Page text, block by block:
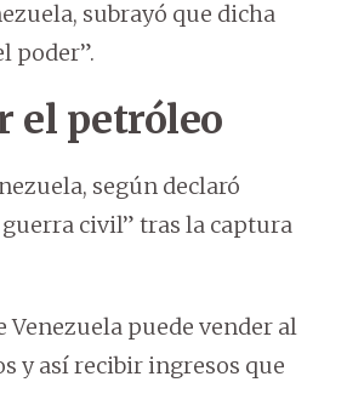
subrayó que dicha
poder”.
el petróleo
según declaró
civil” tras la captura
puede vender al
y así recibir ingresos que